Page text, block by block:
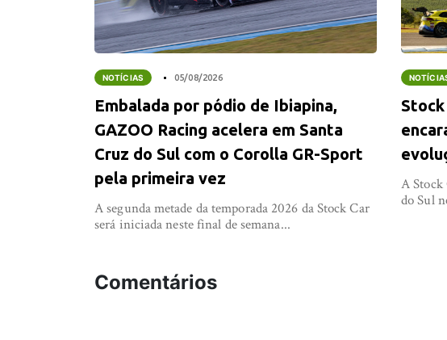
NOTÍCIAS 05/08/2026
Embalada por pódio de Ibiapina,
GAZOO Racing acelera em Santa
Cruz do Sul com o Corolla GR-Sport
pela primeira vez
A segunda metade da temporada 2026 da Stock Car
será iniciada neste final de semana...
Stock
A Stock
do Sul
Comentários